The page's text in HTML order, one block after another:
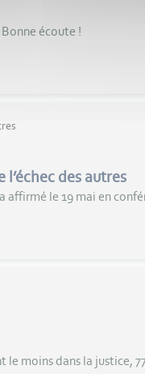
écoute !
l’échec des autres
le 19 mai en
moins dans la justice,